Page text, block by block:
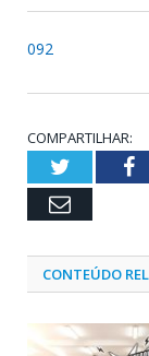
092
COMPARTILHAR:
Twitter
Email
CONTEÚDO